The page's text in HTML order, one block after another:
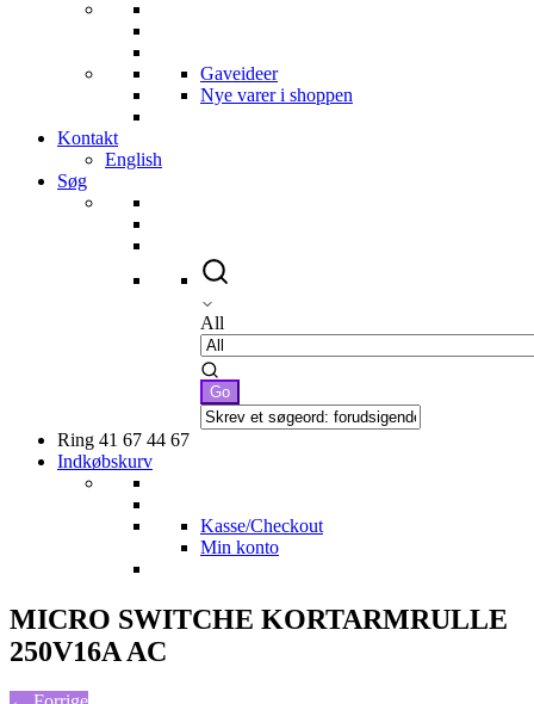
Gaveideer
Nye varer i shoppen
Kontakt
English
Søg
All
Ring 41 67 44 67
Indkøbskurv
Kasse/Checkout
Min konto
MICRO SWITCHE KORTARMRULLE
250V16A AC